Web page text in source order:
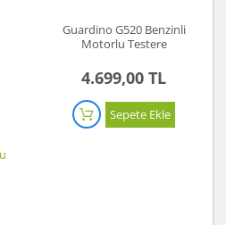
Guardino G520 Benzinli
Motorlu Testere
4.699,00 TL
Sepete Ekle